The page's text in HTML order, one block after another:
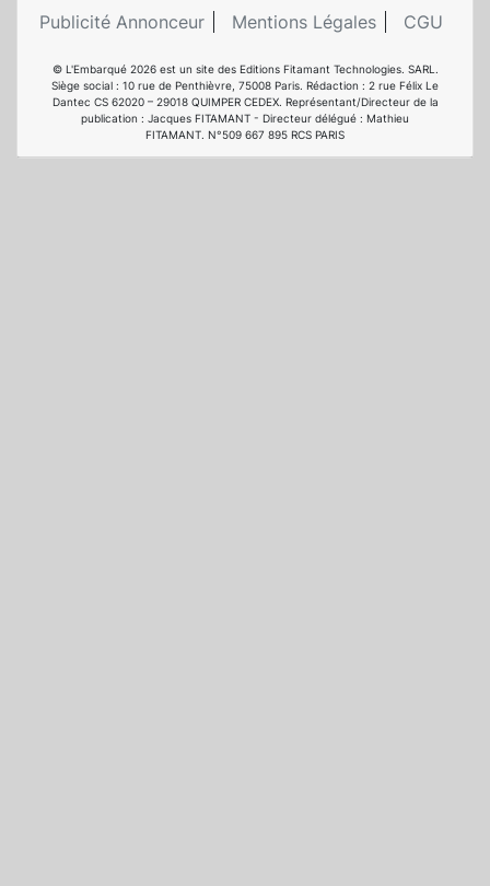
Publicité Annonceur Mentions Légales CGU
© L'Embarqué 2026 est un site des Editions Fitamant Technologies. SARL.
Siège social : 10 rue de Penthièvre, 75008 Paris. Rédaction : 2 rue Félix Le
Dantec CS 62020 – 29018 QUIMPER CEDEX. Représentant/Directeur de la
publication : Jacques FITAMANT - Directeur délégué : Mathieu
FITAMANT. N°509 667 895 RCS PARIS